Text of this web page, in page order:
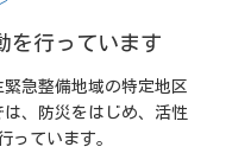
を行っています
急整備地域の特定地区
、防災をはじめ、活性
っています。